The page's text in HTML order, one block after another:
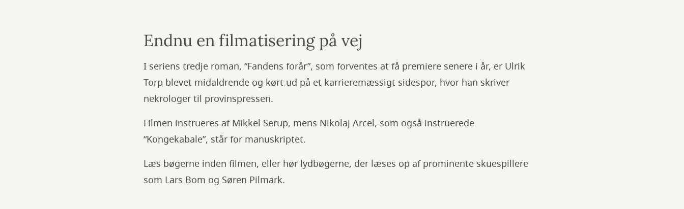
Endnu en filmatisering på vej
I seriens tredje roman, “Fandens forår”, som forventes at få premiere senere i år, er Ulrik
Torp blevet midaldrende og kørt ud på et karrieremæssigt sidespor, hvor han skriver
nekrologer til provinspressen.
Filmen instrueres af Mikkel Serup, mens Nikolaj Arcel, som også instruerede
“Kongekabale”, står for manuskriptet.
Læs bøgerne inden filmen, eller hør lydbøgerne, der læses op af prominente skuespillere
som Lars Bom og Søren Pilmark.